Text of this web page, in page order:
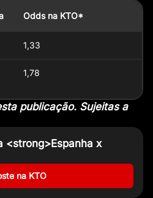
Odds na KTO*
1,33
1,78
publicação. Sujeitas a
<strong>Espanha x
na KTO